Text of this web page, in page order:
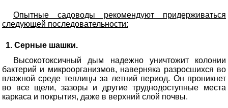
Опытные садоводы рекомендуют придерживаться
следующей последовательности:
Серные шашки.
Высокотоксичный дым надежно уничтожит колонии
бактерий и микроорганизмов, наверняка разросшихся во
влажной среде теплицы за летний период. Он проникнет
во все щели, зазоры и другие труднодоступные места
каркаса и покрытия, даже в верхний слой почвы.